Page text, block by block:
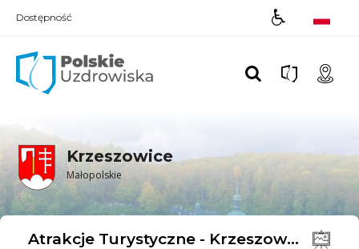
Dostępność
Krzeszowice
Małopolskie
Atrakcje Turystyczne - Krzeszowice